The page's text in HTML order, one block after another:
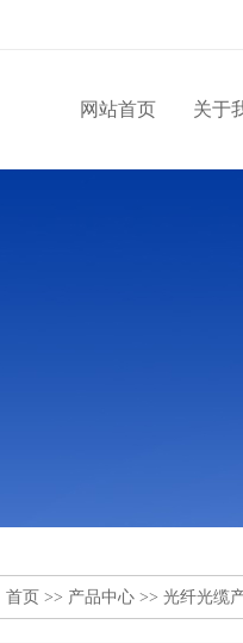
网站首页 关于
首页 >> 产品中心 >> 光纤光缆